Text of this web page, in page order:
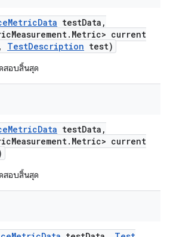
MetricData testData ,
Measurement. Metric> current
, TestDescription test)
สอบสิ้นสุด
MetricData testData ,
Measurement. Metric> current
สอบสิ้นสุด